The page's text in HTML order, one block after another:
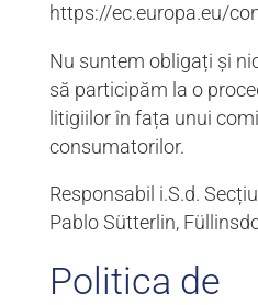
https://ec.europa.eu/
Nu suntem obligați și
să participăm la o
litigiilor în fața unui
consumatorilor.
Responsabil i.S.d.
Pablo Sütterlin,
Politica de